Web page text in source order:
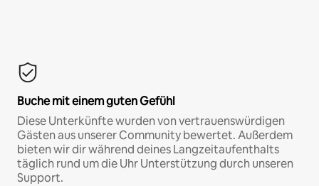
Buche mit einem guten Gefühl
Diese Unterkünfte wurden von vertrauenswürdigen
Gästen aus unserer Community bewertet. Außerdem
bieten wir dir während deines Langzeitaufenthalts
täglich rund um die Uhr Unterstützung durch unseren
Support.